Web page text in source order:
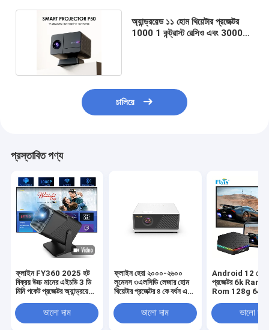
অ্যান্ড্রয়েড ১১ হোম থিয়েটার প্রজেক্টর
1000 1 কন্ট্রাস্ট রেসিও এবং 30000
চালিয়ে
প্রস্তাবিত পণ্য
ফ্লাইন FY360 2025 হট
বিক্রয় উচ্চ মানের এইচডি 3 ডি
মিনি পকেট প্রজেক্টর অ্যান্ড্রয়েড
ওয়াইফাই এবং পোর্টেবল বৈশিষ্ট্য
সহ
ভালো দাম
ফ্লাইন হেরা ২০০০-২৬০০
লুমেনস ৩এলসিডি লেজার হোম
থিয়েটার প্রজেক্টর ৪ কে বর্ধন এবং
ভালো দাম
Android 12 হোম
প্রজেক্টর 6k Ram
Rom 128g 64bit
ভালো দাম